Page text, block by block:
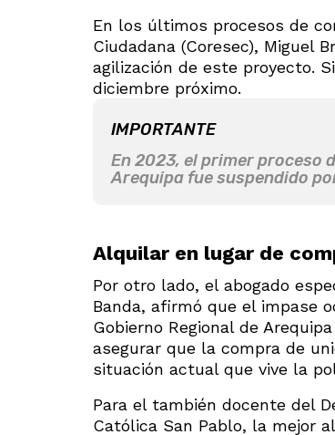
En los últimos procesos de
Ciudadana (Coresec), Miguel
agilización de este proyecto.
diciembre próximo.
IMPORTANTE
En 2023, el primer proceso
Arequipa fue suspendido
Alquilar en lugar de
Por otro lado, el abogado
Banda, afirmó que el impase
Gobierno Regional de
asegurar que la compra de
situación actual que vive la
Para el también docente del
Católica San Pablo, la mejor